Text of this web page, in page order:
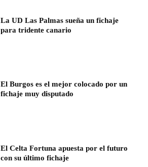
La UD Las Palmas sueña un fichaje
para tridente canario
El Burgos es el mejor colocado por un
fichaje muy disputado
El Celta Fortuna apuesta por el futuro
con su último fichaje